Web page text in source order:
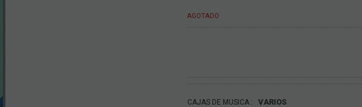
AGOTADO
CAJAS DE MUSICA VARIOS